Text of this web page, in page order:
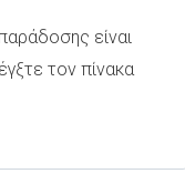
είναι
τον πίνακα